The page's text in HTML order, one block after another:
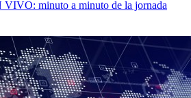
VIVO: minuto a minuto de la jornada